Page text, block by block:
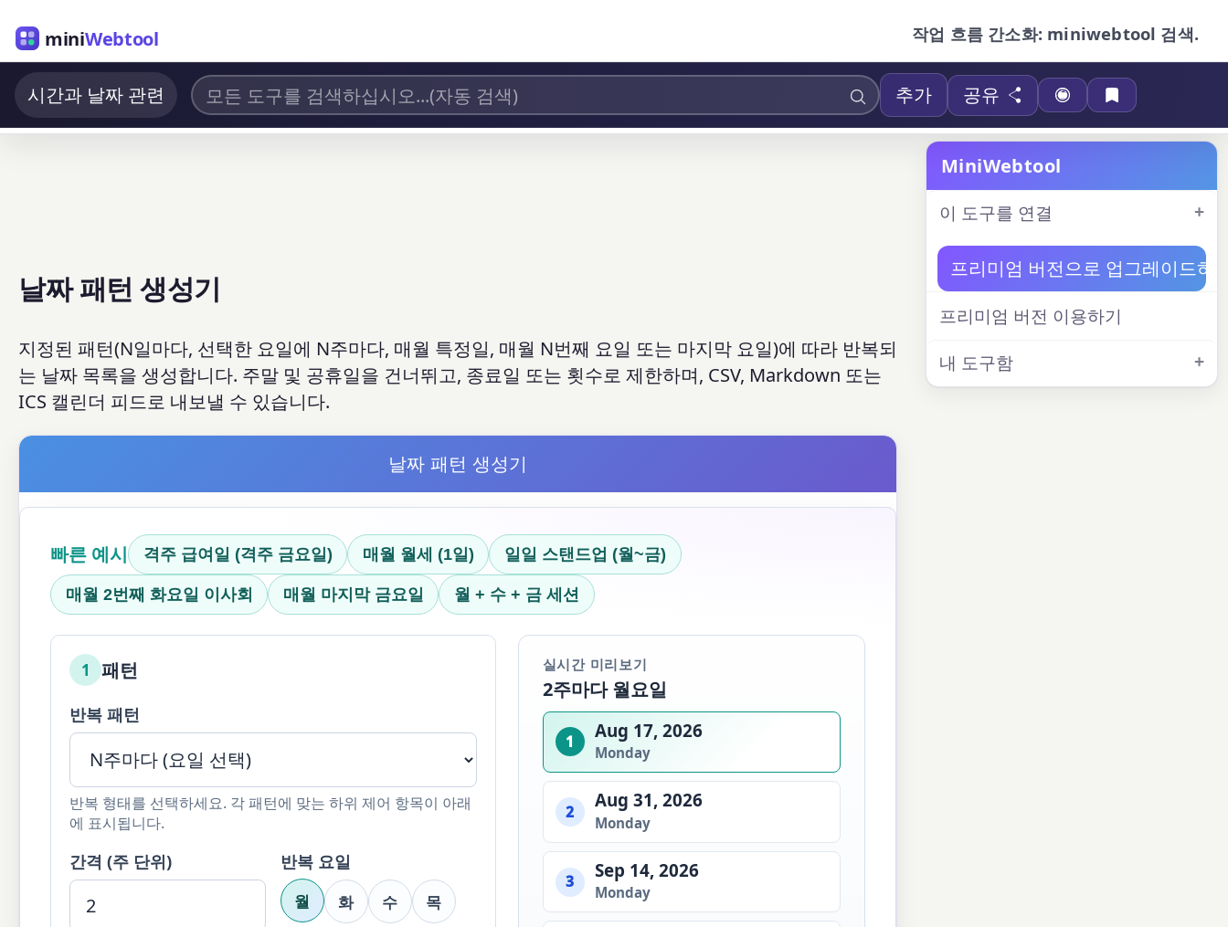
miniWebtool 작업 흐름 간소화: miniwebtool 검색.
시간과 날짜 관련 추가 공유
날짜 패턴 생성기
지정된 패턴(N일마다, 선택한 요일에 N주마다, 매월 특정일, 매월 N번째 요일 또는 마지막 요일)에 따라 반복되
는 날짜 목록을 생성합니다. 주말 및 공휴일을 건너뛰고, 종료일 또는 횟수로 제한하며, CSV, Markdown 또는
ICS 캘린더 피드로 내보낼 수 있습니다.
날짜 패턴 생성기
빠른 예시 격주 급여일 (격주 금요일) 매월 월세 (1일) 일일 스탠드업 (월~금)
매월 2번째 화요일 이사회 매월 마지막 금요일 월 + 수 + 금 세션
1 패턴
반복 패턴
반복 형태를 선택하세요. 각 패턴에 맞는 하위 제어 항목이 아래
에 표시됩니다.
간격 (주 단위) 반복 요일
월 화 수 목
실시간 미리보기
2주마다 월요일
1 Aug 17, 2026
Monday
2 Aug 31, 2026
Monday
3 Sep 14, 2026
Monday
MiniWebtool
이 도구를 연결
프리미엄 버전으로 업그레이드하
프리미엄 버전 이용하기
내 도구함